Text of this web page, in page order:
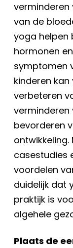
verminderen
van de
yoga helpen
hormonen
symptomen
kinderen
verbeteren
verminderen
bevorderen
casestudies
voordelen
duidelijk dat
praktijk is
algehele
Plaats de